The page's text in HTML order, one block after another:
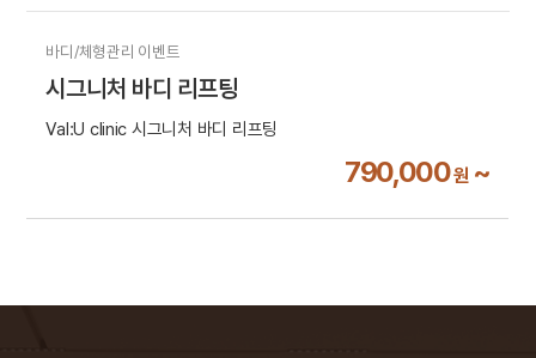
바디/체형관리 이벤트
시그니처 바디 리프팅
Val:U clinic 시그니처 바디 리프팅
790,000원 ~